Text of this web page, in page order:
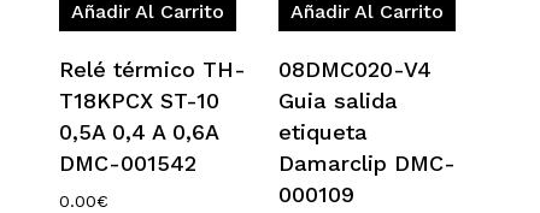
Añadir Al Carrito
Relé térmico TH-
T18KPCX ST-10
0,5A 0,4 A 0,6A
DMC-001542
0.00€
Añadir Al Carrito
08DMC020-V4
Guia salida
etiqueta
Damarclip DMC-
000109